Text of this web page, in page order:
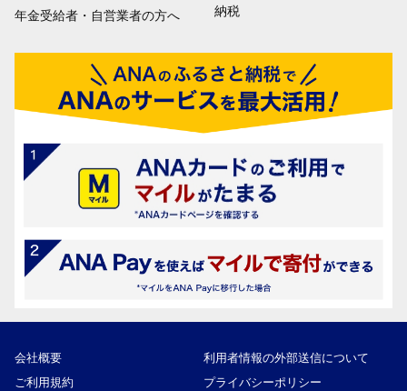
年金受給者・自営業者の方へ
納税
会社概要
利用者情報の外部送信について
ご利用規約
プライバシーポリシー